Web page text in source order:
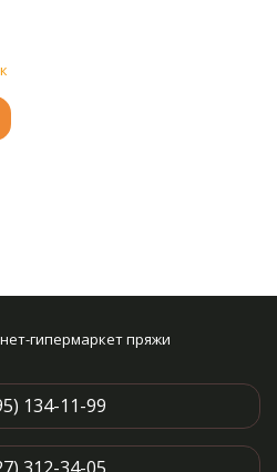
гипермаркет пряжи
134-11-99